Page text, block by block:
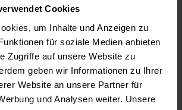
Cookies
um Inhalte und Anzeigen zu
für soziale Medien anbieten
Zugriffe auf unsere Website zu
geben wir Informationen zu Ihrer
Website an unsere Partner für
und Analysen weiter. Unsere
35,80 € / 1 Liter